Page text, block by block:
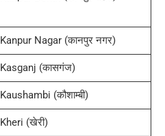
Kanpur Nagar (कानपुर नगर)
Kasganj (कासगंज)
Kaushambi (कौशाम्बी)
Kheri (खेरी)